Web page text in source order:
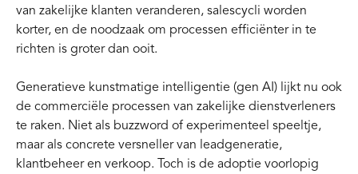
van zakelijke klanten veranderen, salescycli worden
korter, en de noodzaak om processen efficiënter in te
richten is groter dan ooit.
Generatieve kunstmatige intelligentie (gen AI) lijkt nu ook
de commerciële processen van zakelijke dienstverleners
te raken. Niet als buzzword of experimenteel speeltje,
maar als concrete versneller van leadgeneratie,
klantbeheer en verkoop. Toch is de adoptie voorlopig